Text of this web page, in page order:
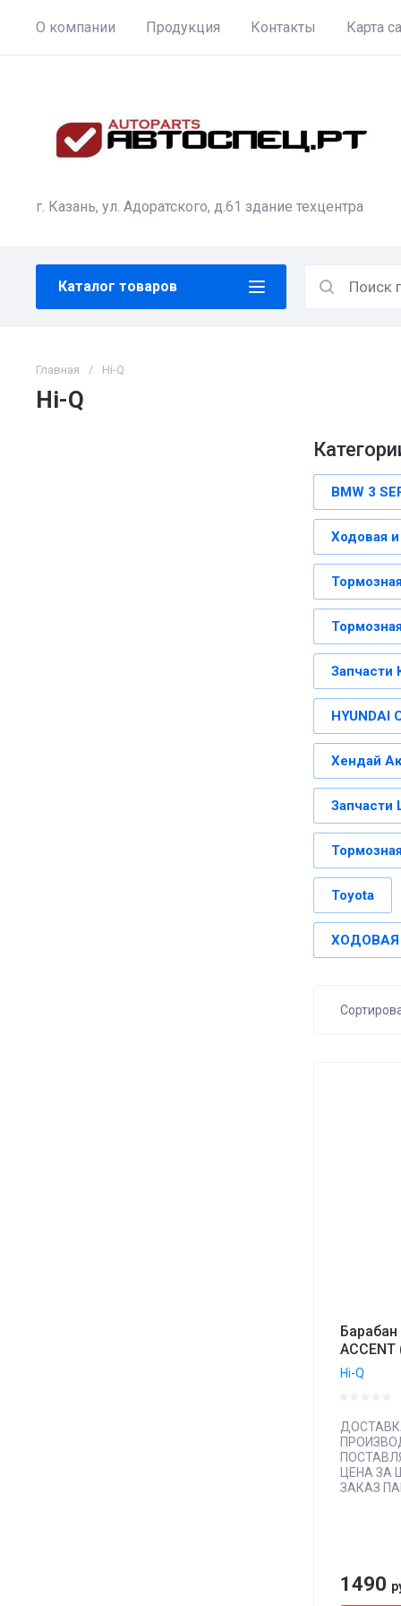
О компании Продукция Контакты Карта
г. Казань, ул. Адоратского, д.61 здание техцентра
Каталог товаров
Главная / Hi-Q
Hi-Q
BMW 3
Ходовая
HYUNDAI
Хендай
Запчасти
Toyota
ХОДОВАЯ
Барабан
Hi-Q
ЦЕНА ЗА
ЗАКАЗ
1490